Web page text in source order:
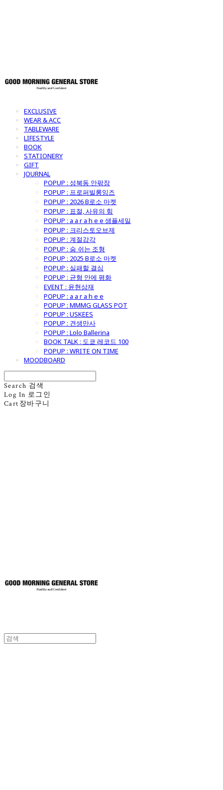
EXCLUSIVE
WEAR & ACC
TABLEWARE
LIFESTYLE
BOOK
STATIONERY
GIFT
JOURNAL
POPUP : 성북동 안팎장
POPUP : 프로퍼빌롱잉즈
POPUP : 2026 B로소 마켓
POPUP : 표절, 사유의 힘
POPUP : a a r a h e e 샘플세일
POPUP : 크리스토오브제
POPUP : 계절감각
POPUP : 숨 쉬는 조형
POPUP : 2025 B로소 마켓
POPUP : 실패할 결심
POPUP : 균형 안에 평화
EVENT : 윤현상재
POPUP : a a r a h e e
POPUP : MMMG GLASS POT
POPUP : USKEES
POPUP : 견생만사
POPUP : Lolo Ballerina
BOOK TALK : 도쿄 레코드 100
POPUP : WRITE ON TIME
MOODBOARD
Search 검색
Log In 로그인
Cart 장바구니